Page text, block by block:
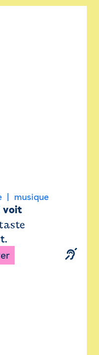
musique
voit